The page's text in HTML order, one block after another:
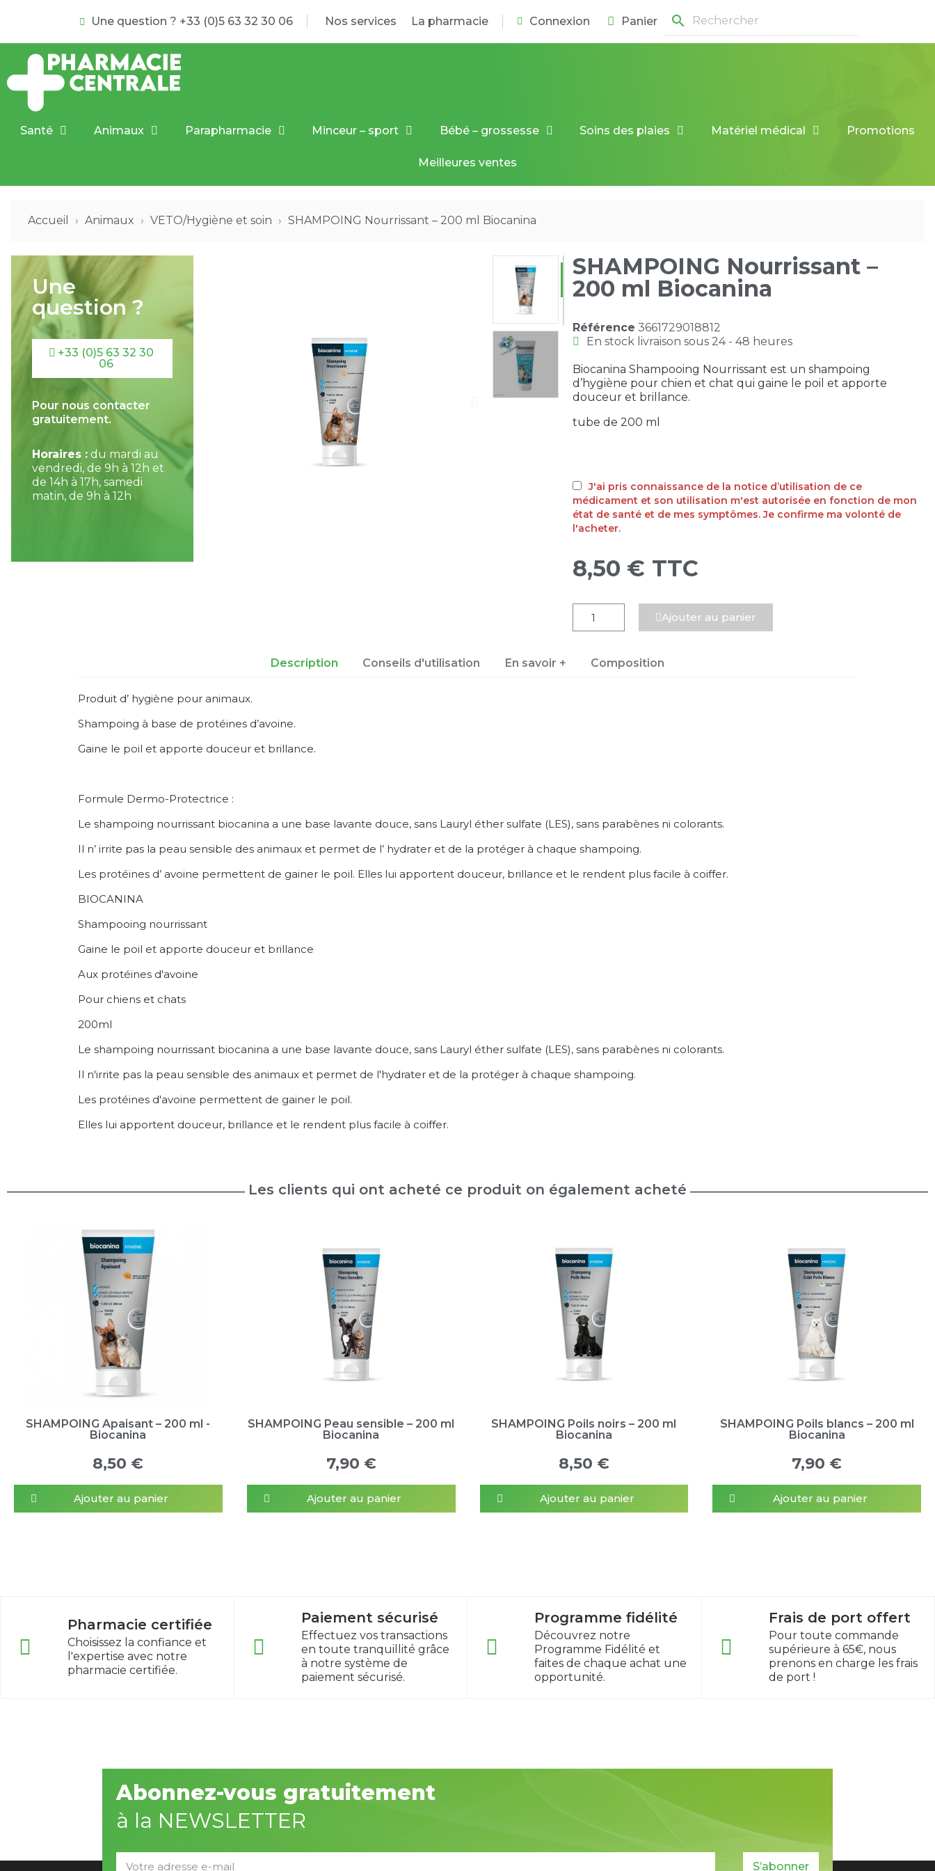
Une question ? +33 (0)5 63 32 30 06 Nos services La pharmacie Connexion Panier search
Santé Animaux Parapharmacie Minceur – sport Bébé – grossesse Soins des plaies Matériel médical Promotions
Meilleures ventes
Accueil Animaux VETO/Hygiène et soin SHAMPOING Nourrissant – 200 ml Biocanina
Une
question ?
+33 (0)5 63 32 30
06
Pour nous contacter
gratuitement.
Horaires : du mardi au
vendredi, de 9h à 12h et
de 14h à 17h, samedi
matin, de 9h à 12h
SHAMPOING Nourrissant –
200 ml Biocanina
Référence 3661729018812
En stock livraison sous 24 - 48 heures
Biocanina Shampooing Nourrissantest un shampoing
d’hygiène pour chien et chat qui gaine le poil et apporte
douceur et brillance.
tube de 200 ml
J'ai pris connaissance de la notice d’utilisation de ce
médicament et son utilisation m'est autorisée en fonction de mon
état de santé et de mes symptômes. Je confirme ma volonté de
l'acheter.
8,50 € TTC
Ajouter au panier
Description Conseils d'utilisation En savoir + Composition
Produit d’ hygiène pour animaux.
Shampoing à base de protéines d’avoine.
Gaine le poil et apporte douceur et brillance.
Formule Dermo-Protectrice :
Le shampoing nourrissant biocanina a une base lavante douce, sans Lauryl éther sulfate (LES), sans parabènes ni colorants.
Il n’ irrite pas la peau sensible des animaux et permet de l’ hydrater et de la protéger à chaque shampoing.
Les protéines d’ avoine permettent de gainer le poil. Elles lui apportent douceur, brillance et le rendent plus facile à coiffer.
BIOCANINA
Shampooing nourrissant
Gaine le poil et apporte douceur et brillance
Aux protéines d'avoine
Pour chiens et chats
200ml
Le shampoing nourrissant biocanina a une base lavante douce, sans Lauryl éther sulfate (LES), sans parabènes ni colorants.
Il n'irrite pas la peau sensible des animaux et permet de l'hydrater et de la protéger à chaque shampoing.
Les protéines d'avoine permettent de gainer le poil.
Elles lui apportent douceur, brillance et le rendent plus facile à coiffer.
Les clients qui ont acheté ce produit on également acheté
SHAMPOING Apaisant – 200 ml -
Biocanina
8,50 €
Ajouter au panier
SHAMPOING Peau sensible – 200 ml
Biocanina
7,90 €
Ajouter au panier
SHAMPOING Poils noirs – 200 ml
Biocanina
8,50 €
Ajouter au panier
SHAMPOING Poils blancs – 200 ml
Biocanina
7,90 €
Ajouter au panier
Pharmacie certifiée
Choisissez la confiance et
l'expertise avec notre
pharmacie certifiée.
Paiement sécurisé
Effectuez vos transactions
en toute tranquillité grâce
à notre système de
paiement sécurisé.
Programme fidélité
Découvrez notre
Programme Fidélité et
faites de chaque achat une
opportunité.
Frais de port offert
Pour toute commande
supérieure à 65€, nous
prenons en charge les frais
de port !
Abonnez-vous gratuitement
à la NEWSLETTER
S’abonner